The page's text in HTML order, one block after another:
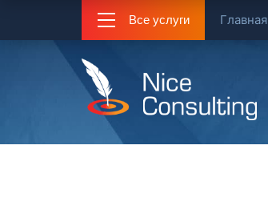
Все услуги Главная